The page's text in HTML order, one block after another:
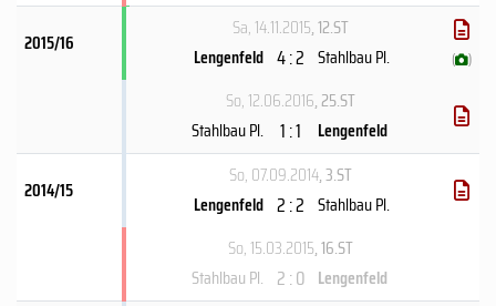
2015/16
Sa, 14.11.2015, 12.ST
Lengenfeld 4 : 2 Stahlbau Pl. ( )
So, 12.06.2016, 25.ST
Stahlbau Pl. 1 : 1 Lengenfeld
2014/15
So, 07.09.2014, 3.ST
Lengenfeld 2 : 2 Stahlbau Pl.
So, 15.03.2015, 16.ST
Stahlbau Pl. 2 : 0 Lengenfeld